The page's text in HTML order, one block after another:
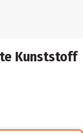
Kunststoff